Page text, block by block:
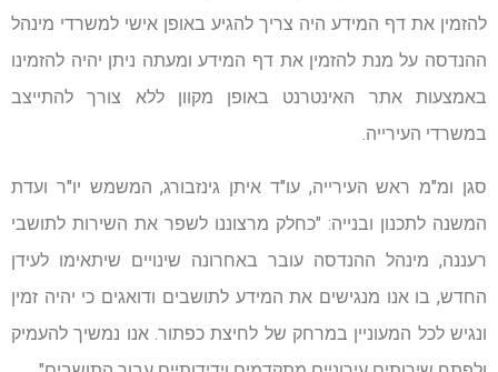
להזמין את דף המידע היה צריך להגיע באופן אישי למשרדי מינהל
ההנדסה על מנת להזמין את דף המידע ומעתה ניתן יהיה להזמינו
באמצעות אתר האינטרנט באופן מקוון ללא צורך להתייצב
במשרדי העירייה.
סגן ומ"מ ראש העירייה, עו"ד איתן גינזבורג, המשמש יו"ר ועדת
המשנה לתכנון ובנייה: "כחלק מרצוננו לשפר את השירות לתושבי
רעננה, מינהל ההנדסה עובר באחרונה שינויים שיתאימו לעידן
החדש, בו אנו מנגישים את המידע לתושבים ודואגים כי יהיה זמין
ונגיש לכל המעוניין במרחק של לחיצת כפתור. אנו נמשיך להעמיק